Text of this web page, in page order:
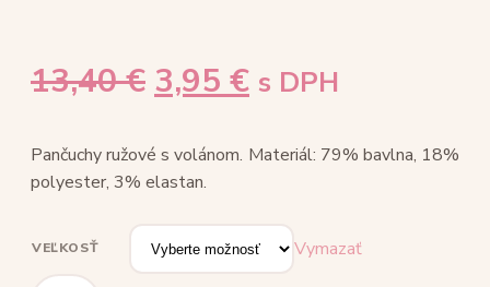
13,40€ 3,95 € s DPH
Pančuchy ružové s volánom. Materiál: 79% bavlna, 18%
polyester, 3% elastan.
VEĽKOSŤ Vymazať